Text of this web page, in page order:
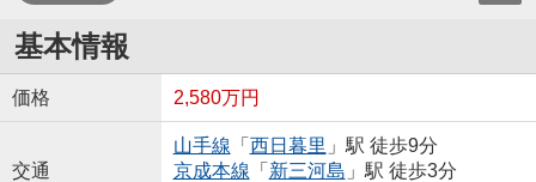
基本情報
価格 2,580万円
交通
山手線 「 西日暮里 」駅 徒歩9分
京成本線 「 新三河島 」駅 徒歩3分